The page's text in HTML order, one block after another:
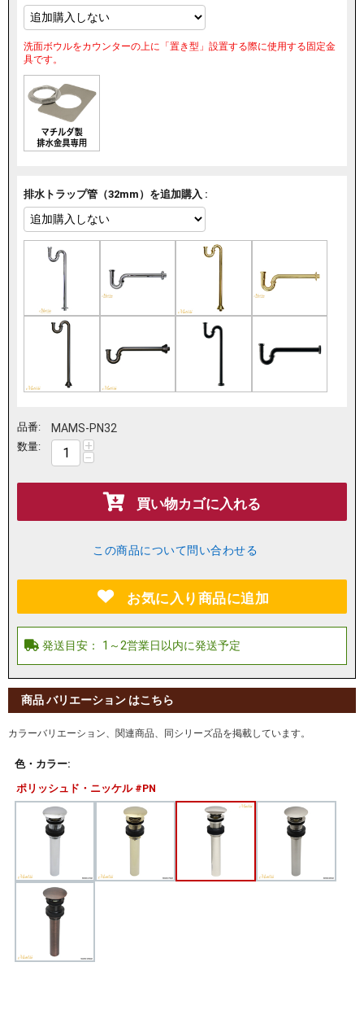
洗面ボウルをカウンターの上に「置き型」設置する際に使用する固定金
具です。
排水トラップ管（32mm）を追加購入 :
品番: MAMS-PN32
数量: +
−
買い物カゴに入れる
この商品について問い合わせる
お気に入り商品に追加
商品 バリエーション はこちら
カラーバリエーション、関連商品、同シリーズ品を掲載しています。
色・カラー:
ポリッシュド・ニッケル #PN